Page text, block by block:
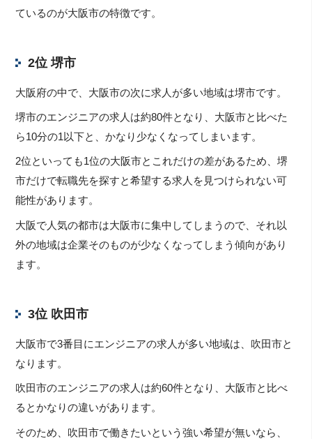
ているのが大阪市の特徴です。
2位 堺市
大阪府の中で、大阪市の次に求人が多い地域は堺市です。
堺市のエンジニアの求人は約80件となり、大阪市と比べた
ら10分の1以下と、かなり少なくなってしまいます。
2位といっても1位の大阪市とこれだけの差があるため、堺
市だけで転職先を探すと希望する求人を見つけられない可
能性があります。
大阪で人気の都市は大阪市に集中してしまうので、それ以
外の地域は企業そのものが少なくなってしまう傾向があり
ます。
3位 吹田市
大阪市で3番目にエンジニアの求人が多い地域は、吹田市と
なります。
吹田市のエンジニアの求人は約60件となり、大阪市と比べ
るとかなりの違いがあります。
そのため、吹田市で働きたいという強い希望が無いなら、